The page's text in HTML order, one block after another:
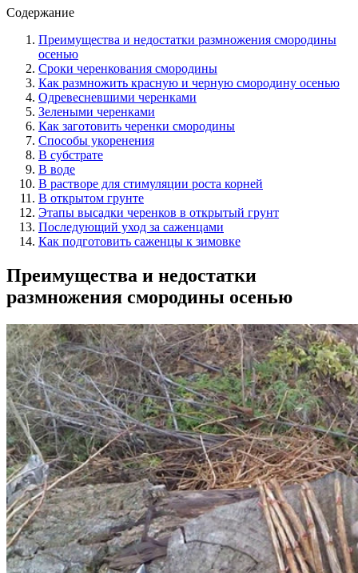
Содержание
Преимущества и недостатки размножения смородины
осенью
Сроки черенкования смородины
Как размножить красную и черную смородину осенью
Одревесневшими черенками
Зелеными черенками
Как заготовить черенки смородины
Способы укоренения
В субстрате
В воде
В растворе для стимуляции роста корней
В открытом грунте
Этапы высадки черенков в открытый грунт
Последующий уход за саженцами
Как подготовить саженцы к зимовке
Преимущества и недостатки
размножения смородины осенью